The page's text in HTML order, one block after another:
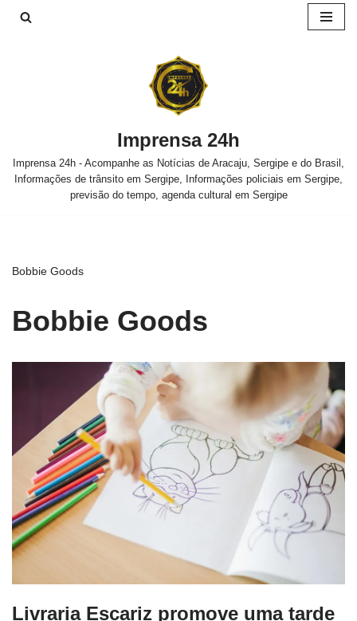
Imprensa 24h
Imprensa 24h - Acompanhe as Notícias de Aracaju, Sergipe e do Brasil,
Informações de trânsito em Sergipe, Informações policiais em Sergipe,
previsão do tempo, agenda cultural em Sergipe
Bobbie Goods
Bobbie Goods
Livraria Escariz promove uma tarde